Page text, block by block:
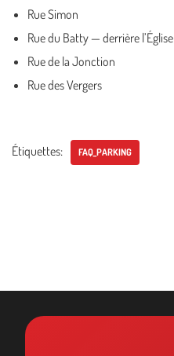
Rue Simon
Rue du Batty — derrière l’Église
Rue de la Jonction
Rue des Vergers
Étiquettes: FAQ_PARKING